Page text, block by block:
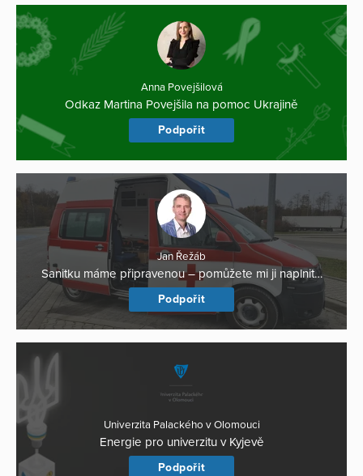
Anna Povejšilová
Odkaz Martina Povejšila na pomoc Ukrajině
Podpořit
Jan Řežáb
Sanitku máme připravenou – pomůžete mi ji naplnit…
Podpořit
Univerzita Palackého v Olomouci
Energie pro univerzitu v Kyjevě
Podpořit